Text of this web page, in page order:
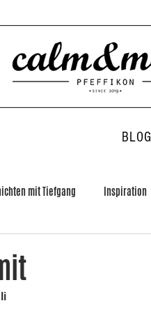
BLOG
mit Tiefgang Inspiration